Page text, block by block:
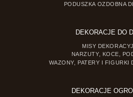
PODUSZKA OZDOBNA
DEKORACJE DO
MISY
NARZUTY, KOCE,
WAZONY, PATERY I FIGURKI
DEKORACJE